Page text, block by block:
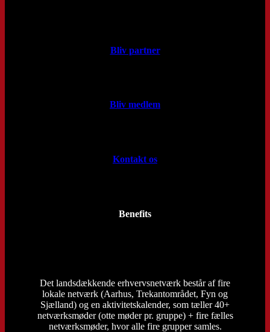
Bliv partner
Bliv medlem
Kontakt os
Benefits
Det landsdækkende erhvervsnetværk består af fire
lokale netværk (Aarhus, Trekantområdet, Fyn og
Sjælland) og en aktivitetskalender, som tæller 40+
netværksmøder (otte møder pr. gruppe) + fire fælles
netværksmøder, hvor alle fire grupper samles.